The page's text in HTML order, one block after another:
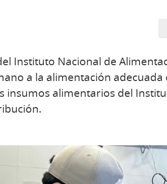
Instituto Nacional de
a la alimentación adecuada
insumos alimentarios del